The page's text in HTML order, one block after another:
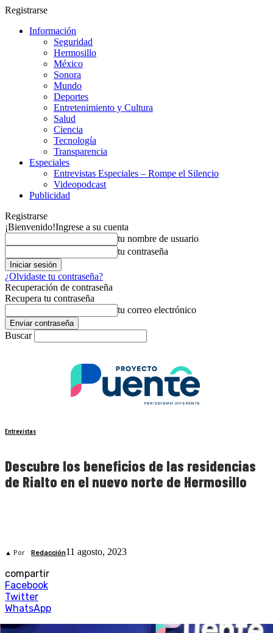
Registrarse
Información
Seguridad
Hermosillo
México
Sonora
Mundo
Deportes
Entretenimiento y Cultura
Salud
Ciencia
Tecnología
Transparencia
Especiales
Entrevistas Especiales – Rompe el Silencio
Videopodcast
Publicidad
Registrarse
¡Bienvenido!Ingrese a su cuenta
tu nombre de usuario
tu contraseña
¿Olvidaste tu contraseña?
Recuperación de contraseña
Recupera tu contraseña
tu correo electrónico
Buscar
Entrevistas
Descubre los beneficios de las residencias
de Rialto en el nuevo norte de Hermosillo
▲ Por Redacción11 agosto, 2023
compartir
Facebook
Twitter
WhatsApp